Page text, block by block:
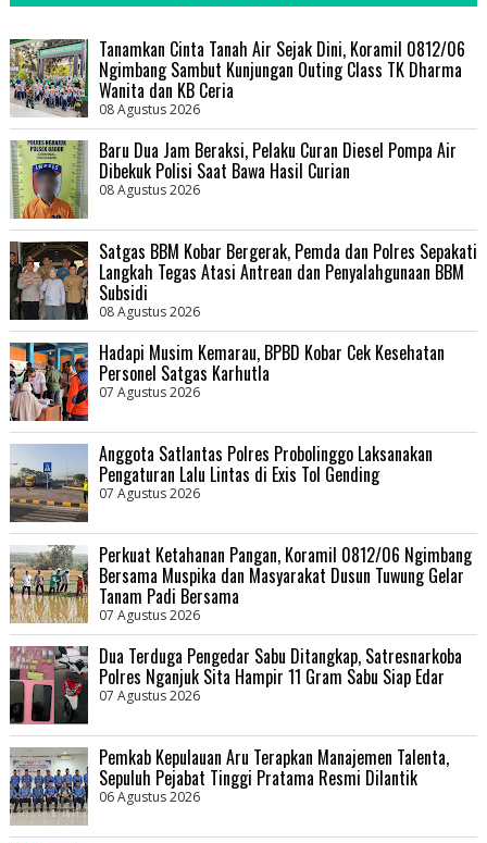
Tanamkan Cinta Tanah Air Sejak Dini, Koramil 0812/06
Ngimbang Sambut Kunjungan Outing Class TK Dharma
Wanita dan KB Ceria
08 Agustus 2026
Baru Dua Jam Beraksi, Pelaku Curan Diesel Pompa Air
Dibekuk Polisi Saat Bawa Hasil Curian
08 Agustus 2026
Satgas BBM Kobar Bergerak, Pemda dan Polres Sepakati
Langkah Tegas Atasi Antrean dan Penyalahgunaan BBM
Subsidi
08 Agustus 2026
Hadapi Musim Kemarau, BPBD Kobar Cek Kesehatan
Personel Satgas Karhutla
07 Agustus 2026
Anggota Satlantas Polres Probolinggo Laksanakan
Pengaturan Lalu Lintas di Exis Tol Gending
07 Agustus 2026
Perkuat Ketahanan Pangan, Koramil 0812/06 Ngimbang
Bersama Muspika dan Masyarakat Dusun Tuwung Gelar
Tanam Padi Bersama
07 Agustus 2026
Dua Terduga Pengedar Sabu Ditangkap, Satresnarkoba
Polres Nganjuk Sita Hampir 11 Gram Sabu Siap Edar
07 Agustus 2026
Pemkab Kepulauan Aru Terapkan Manajemen Talenta,
Sepuluh Pejabat Tinggi Pratama Resmi Dilantik
06 Agustus 2026